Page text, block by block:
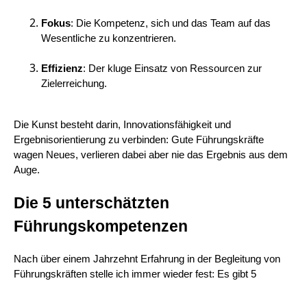
Fokus: Die Kompetenz, sich und das Team auf das
Wesentliche zu konzentrieren.
Effizienz: Der kluge Einsatz von Ressourcen zur
Zielerreichung.
Die Kunst besteht darin, Innovationsfähigkeit und
Ergebnisorientierung zu verbinden: Gute Führungskräfte
wagen Neues, verlieren dabei aber nie das Ergebnis aus dem
Auge.
Die 5 unterschätzten
Führungskompetenzen
Nach über einem Jahrzehnt Erfahrung in der Begleitung von
Führungskräften stelle ich immer wieder fest: Es gibt 5